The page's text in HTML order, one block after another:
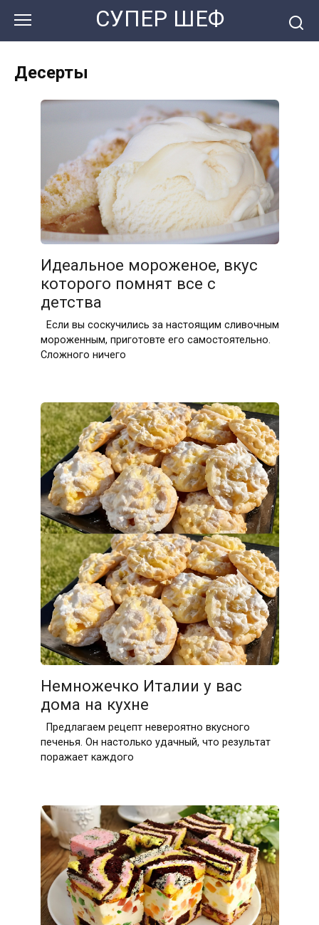
контенту
СУПЕР ШЕФ
Десерты
Идеальное мороженое, вкус
которого помнят все с
детства
Если вы соскучились за настоящим сливочным
мороженным, приготовте его самостоятельно.
Сложного ничего
Немножечко Италии у вас
дома на кухне
Предлагаем рецепт невероятно вкусного
печенья. Он настолько удачный, что результат
поражает каждого